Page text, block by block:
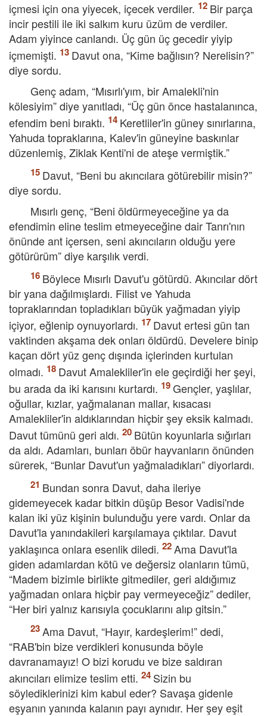
içmesi için ona yiyecek, içecek verdiler.
Bir parça
incir pestili ile iki salkım kuru üzüm de verdiler.
Adam yiyince canlandı. Üç gün üç gecedir yiyip
içmemişti.
Davut ona, “Kime bağlısın? Nerelisin?”
diye sordu.
Genç adam, “Mısırlı'yım, bir Amalekli'nin
kölesiyim” diye yanıtladı, “Üç gün önce hastalanınca,
efendim beni bıraktı.
Keretliler'in güney sınırlarına,
Yahuda topraklarına, Kalev'in güneyine baskınlar
düzenlemiş, Ziklak Kenti'ni de ateşe vermiştik.”
Davut, “Beni bu akıncılara götürebilir misin?”
diye sordu.
Mısırlı genç, “Beni öldürmeyeceğine ya da
efendimin eline teslim etmeyeceğine dair Tanrı'nın
önünde ant içersen, seni akıncıların olduğu yere
götürürüm” diye karşılık verdi.
Böylece Mısırlı Davut'u götürdü. Akıncılar dört
bir yana dağılmışlardı. Filist ve Yahuda
topraklarından topladıkları büyük yağmadan yiyip
içiyor, eğlenip oynuyorlardı.
Davut ertesi gün tan
vaktinden akşama dek onları öldürdü. Develere binip
kaçan dört yüz genç dışında içlerinden kurtulan
olmadı.
Davut Amalekliler'in ele geçirdiği her şeyi,
bu arada da iki karısını kurtardı.
Gençler, yaşlılar,
oğullar, kızlar, yağmalanan mallar, kısacası
Amalekliler'in aldıklarından hiçbir şey eksik kalmadı.
Davut tümünü geri aldı.
Bütün koyunlarla sığırları
da aldı. Adamları, bunları öbür hayvanların önünden
sürerek, “Bunlar Davut'un yağmaladıkları” diyorlardı.
Bundan sonra Davut, daha ileriye
gidemeyecek kadar bitkin düşüp Besor Vadisi'nde
kalan iki yüz kişinin bulunduğu yere vardı. Onlar da
Davut'la yanındakileri karşılamaya çıktılar. Davut
yaklaşınca onlara esenlik diledi.
Ama Davut'la
giden adamlardan kötü ve değersiz olanların tümü,
“Madem bizimle birlikte gitmediler, geri aldığımız
yağmadan onlara hiçbir pay vermeyeceğiz” dediler,
“Her biri yalnız karısıyla çocuklarını alıp gitsin.”
Ama Davut, “Hayır, kardeşlerim!” dedi,
“RAB'bin bize verdikleri konusunda böyle
davranamayız! O bizi korudu ve bize saldıran
akıncıları elimize teslim etti.
Sizin bu
söylediklerinizi kim kabul eder? Savaşa gidenle
eşyanın yanında kalanın payı aynıdır. Her şey eşit